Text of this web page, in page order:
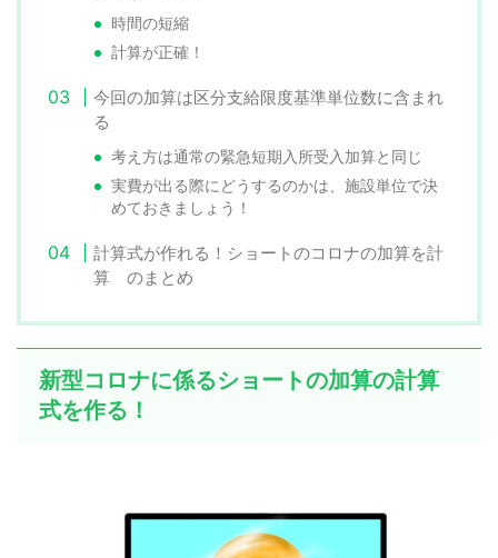
時間の短縮
計算が正確！
今回の加算は区分支給限度基準単位数に含まれ
る
考え方は通常の緊急短期入所受入加算と同じ
実費が出る際にどうするのかは、施設単位で決
めておきましょう！
計算式が作れる！ショートのコロナの加算を計
算 のまとめ
新型コロナに係るショートの加算の計算
式を作る！